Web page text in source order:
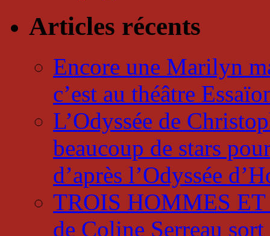
Articles récents
Encore une Marilyn
c’est au théâtre
L’Odyssée de
beaucoup de stars
d’après l’Odyssée
TROIS HOMMES ET
de Coline Serreau